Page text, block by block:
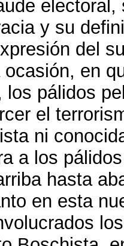
y su
del
ocasión, en
los pálidos
el
ni
a los
hasta
en esta